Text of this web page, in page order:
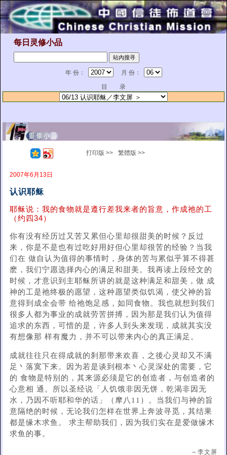
每日灵修小品
年 份：
月 份：
目 录
打印版 >> 繁體版 >>
2007年6月13日
认识耶稣
耶稣说：我的食物就是遵行差我来者的旨意，作成祂的工
（约四34）
你有没有经历过又苦又累但心里却很甜美的时候？反过
来，你是不是也有过吃好用好但心里却很苦的经验？当我
们在 做自认为值得的事情时，身体的苦与累似乎算不得甚
麽，我们宁愿选择内心的满足和甜美。我再读上段经文的
时候，才意识到主耶稣所讲的就是这种满足和甜美，做 成
神的工是祂终极的愿望，这种愿望类似饥渴，使父神的旨
意得到成全会带 给祂饱足感，如同食物。我也就想到我们
很多人都为事业的成就劳苦拼搏，因为那是我们认为值得
追求的东西，可惜的是，许多人到头来发现，成就其实没
有想像那 样有魔力，并不可以带来内心的真正满足。
成就往往只在得成就的刹那带来欢喜，之後心灵却又不满
足丶落寞下来。因为若是谈到根本丶心灵深处的需要，它
的 食物是特别的，其来源必须是它的创造者，与创造者的
心意相 通。所以圣经说「人饥饿非因无饼，乾渴非因无
水，乃因不听耶和华的话」（摩八11）。当我们与神的旨
意隔绝的时候，无论我们怎样在世界上奔波寻觅，其结果
都是缘木求鱼。 求主帮助我们，因为我们实在是爱做缘木
求鱼的事。
～李文屏